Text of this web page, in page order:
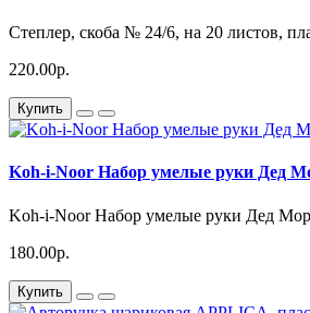
Cтеплер, скоба № 24/6, на 20 листов,
220.00р.
Купить
Koh-i-Noor Набор умелые руки Дед
Koh-i-Noor Набор умелые руки Дед
180.00р.
Купить